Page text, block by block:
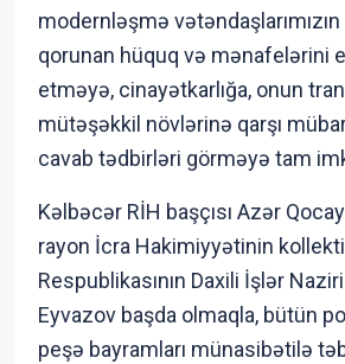
modernləşmə
qorunan hüquq və mənafelərini
etməyə, cinayətkarlığa, onun
mütəşəkkil növlərinə qarşı
cavab tədbirləri görməyə tam
Kəlbəcər RİH başçısı Azər
rayon İcra Hakimiyyətinin
Respublikasının Daxili İşlər
Eyvazov başda olmaqla, bütün
peşə bayramları münasibətilə